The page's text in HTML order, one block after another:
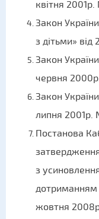
квітня
Закон
з дітьми» від
Закон
червня
Закон
липня 2001р.
Постанова
з
дотриманням
жовтня